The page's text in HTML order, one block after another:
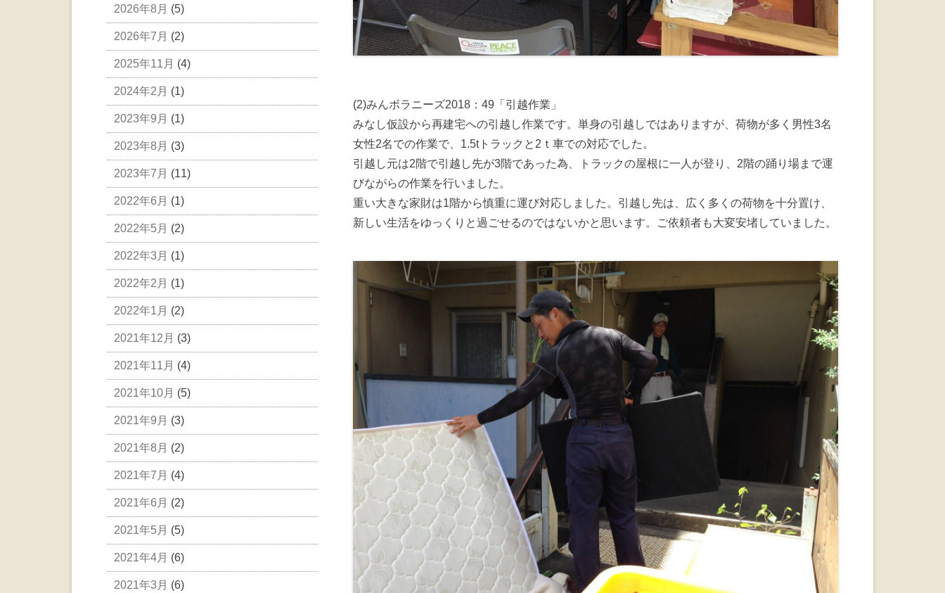
(2)みんボラニーズ2018：49「引越作業」
みなし仮設から再建宅への引越し作業です。単身の引越しではありますが、荷物が多く男性3名
女性2名での作業で、1.5tトラックと2ｔ車での対応でした。
引越し元は2階で引越し先が3階であった為、トラックの屋根に一人が登り、2階の踊り場まで運
びながらの作業を行いました。
重い大きな家財は1階から慎重に運び対応しました。引越し先は、広く多くの荷物を十分置け、
新しい生活をゆっくりと過ごせるのではないかと思います。ご依頼者も大変安堵していました。
2026年8月 (5)
2026年7月 (2)
2025年11月 (4)
2024年2月 (1)
2023年9月 (1)
2023年8月 (3)
2023年7月 (11)
2022年6月 (1)
2022年5月 (2)
2022年3月 (1)
2022年2月 (1)
2022年1月 (2)
2021年12月 (3)
2021年11月 (4)
2021年10月 (5)
2021年9月 (3)
2021年8月 (2)
2021年7月 (4)
2021年6月 (2)
2021年5月 (5)
2021年4月 (6)
2021年3月 (6)